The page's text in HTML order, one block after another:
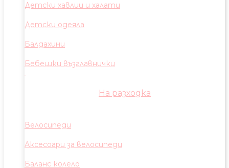
Детски хавлии и халати
Детски одеяла
Балдахини
Бебешки възглавнички
На разходка
Велосипеди
Аксесоари за велосипеди
Баланс колело